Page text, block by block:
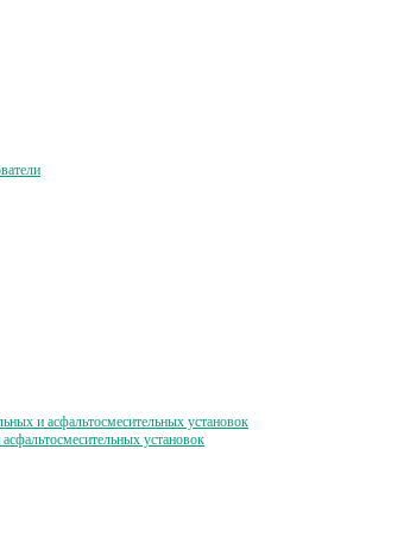
и асфальтосмесительных установок
установок